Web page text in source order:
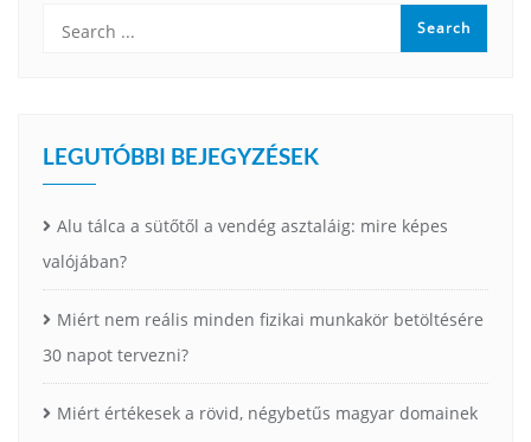
LEGUTÓBBI BEJEGYZÉSEK
Alu tálca a sütőtől a vendég asztaláig: mire képes
valójában?
Miért nem reális minden fizikai munkakör betöltésére
30 napot tervezni?
Miért értékesek a rövid, négybetűs magyar domainek